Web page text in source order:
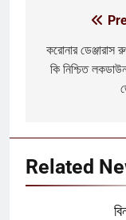
করোনার ডেঞ্জারাস
কি নিশ্চিত
Related